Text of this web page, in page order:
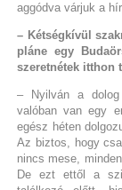
aggódva várjuk a
– Kétségkívül
pláne egy
szeretnétek itthon
– Nyilván a dolog
valóban van egy
egész héten
Az biztos, hogy
nincs mese,
De ezt ettől a